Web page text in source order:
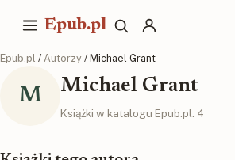
Epub.pl
Epub.pl / Autorzy / Michael Grant
M Michael Grant
Książki w katalogu Epub.pl: 4